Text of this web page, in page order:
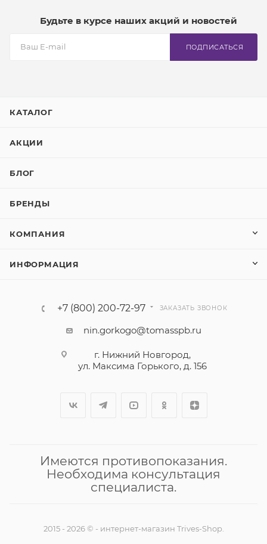
Будьте в курсе наших акций и новостей
ПОДПИСАТЬСЯ
КАТАЛОГ
АКЦИИ
БЛОГ
БРЕНДЫ
КОМПАНИЯ
ИНФОРМАЦИЯ
+7 (800) 200-72-97 ЗАКАЗАТЬ ЗВОНОК
nin.gorkogo@tomasspb.ru
г. Нижний Новгород,
ул. Максима Горького, д. 156
Имеются противопоказания.
Необходима консультация
специалиста.
2015 - 2026 © - интернет-магазин Trives-Shop.